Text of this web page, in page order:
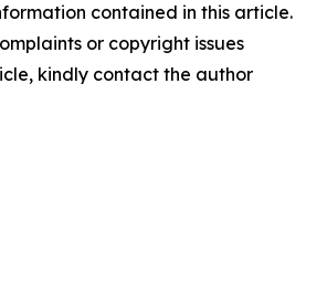
contained in this article.
or copyright issues
kindly contact the author